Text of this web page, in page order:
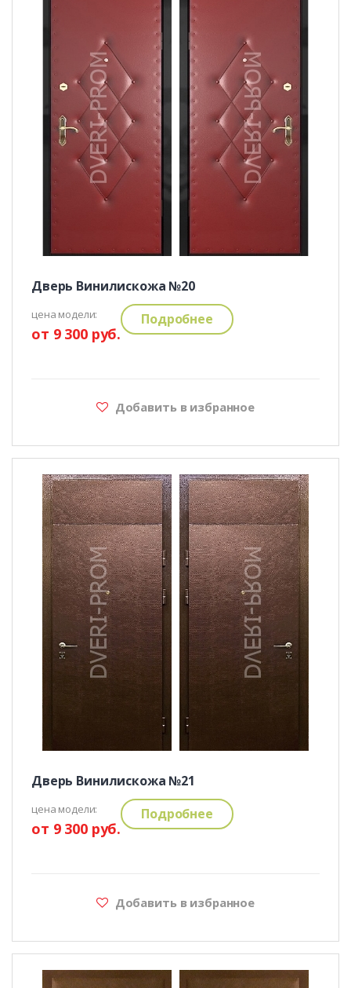
Дверь Винилискожа №20
цена модели:
от 9 300 руб.
Подробнее
Добавить в избранное
Дверь Винилискожа №21
цена модели:
от 9 300 руб.
Подробнее
Добавить в избранное